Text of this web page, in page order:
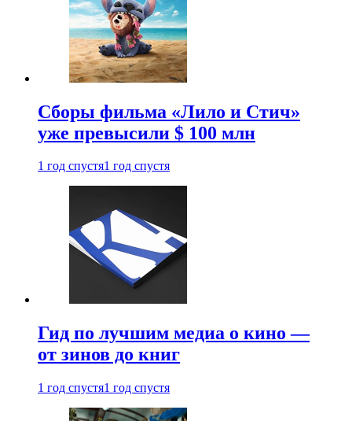
Сборы фильма «Лило и Стич»
уже превысили $ 100 млн
1 год спустя1 год спустя
Гид по лучшим медиа о кино —
от зинов до книг
1 год спустя1 год спустя